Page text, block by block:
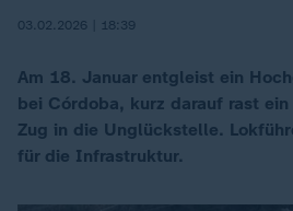
03.02.2026 | 18:39
Am 18. Januar entgleist ein
bei Córdoba, kurz darauf rast
Zug in die Unglückstelle.
für die Infrastruktur.